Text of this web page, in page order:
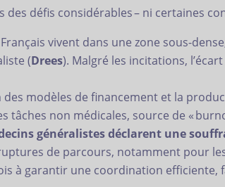
défis considérables – ni certaines
Français vivent dans une zone sous-
(Drees). Malgré les incitations,
des modèles de financement et la
non médicales, source de «
généralistes déclarent une
de parcours, notamment pour
à garantir une coordination efficiente,